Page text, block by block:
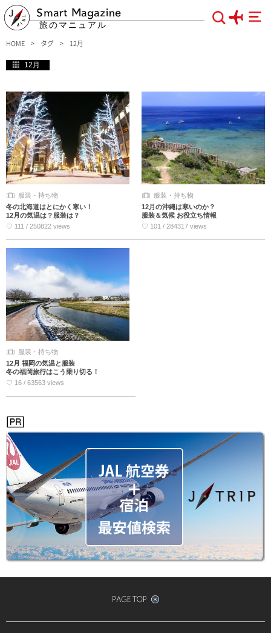
Smart Magazine
旅のマニュアル
HOME タグ 12月
12月
服装・持ち物
冬の北海道はとにかく寒い！
12月の気温は？服装は？
♡ 111 / 250822 views
服装・持ち物
12月の沖縄は寒いのか？
服装＆気候 お役立ち情報
♡ 101 / 284317 views
服装・持ち物
12月 福岡の気温と服装
冬の福岡旅行はこう乗り切る！
♡ 16 / 63563 views